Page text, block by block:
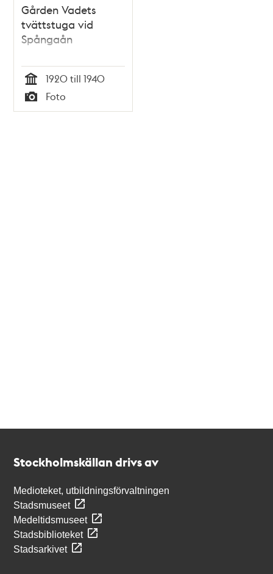
Gården Vadets
tvättstuga vid
Spångaån
Tid
1920 till 1940
Typ
Foto
Stockholmskällan drivs av
Medioteket, utbildningsförvaltningen
Stadsmuseet
Medeltidsmuseet
Stadsbiblioteket
Stadsarkivet